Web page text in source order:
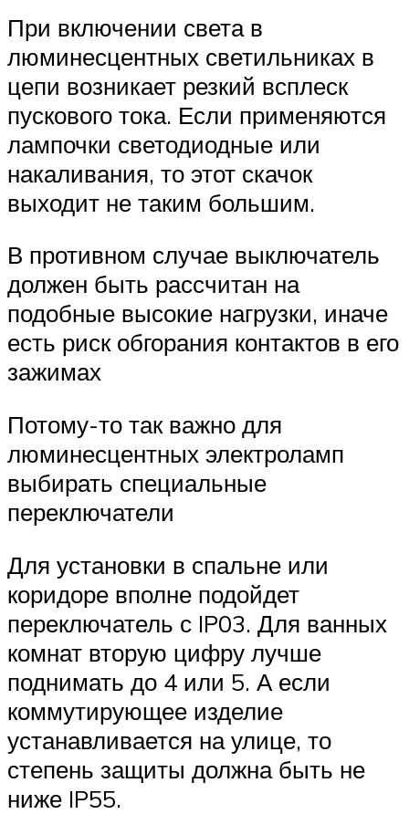
При включении света в
люминесцентных светильниках в
цепи возникает резкий всплеск
пускового тока. Если применяются
лампочки светодиодные или
накаливания, то этот скачок
выходит не таким большим.
В противном случае выключатель
должен быть рассчитан на
подобные высокие нагрузки, иначе
есть риск обгорания контактов в его
зажимах
Потому-то так важно для
люминесцентных электроламп
выбирать специальные
переключатели
Для установки в спальне или
коридоре вполне подойдет
переключатель с IP03. Для ванных
комнат вторую цифру лучше
поднимать до 4 или 5. А если
коммутирующее изделие
устанавливается на улице, то
степень защиты должна быть не
ниже IP55.